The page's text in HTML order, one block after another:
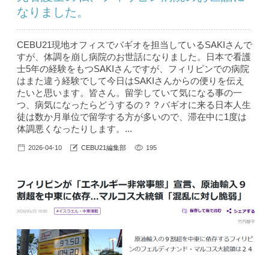
なりました。
CEBU21現地オフィスでバギオを担当しているSAKIさんで
すが、体調を崩し病院のお世話になりました。日本で看護
士5年の経験をもつSAKIさんですが、フィリピンでの病院
はまた違う経験でして今日はSAKIさんからの便りを伝え
たいと思います。皆さん。留学していて気になる事の一
つ、病気になったらどうするの？？バギオに来る日本人生
徒は数か月単位で留学する方が多いので、滞在中に1度は
体調悪くなったりします。...
2026-04-10 CEBU21編集部 195